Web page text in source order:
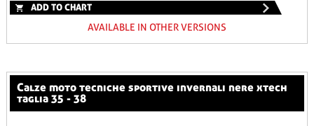
ADD TO CHART
AVAILABLE IN OTHER VERSIONS
calze moto tecniche sportive invernali nere xtech
taglia 35 - 38